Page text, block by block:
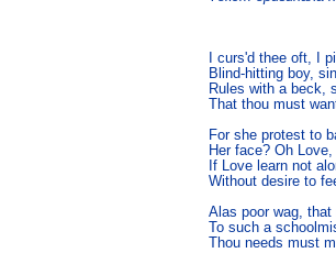
I curs'd thee oft, I
Blind-hitting boy,
Rules with a beck,
That thou must
For she protest to
Her face? Oh
If Love learn not
Without desire to
Alas poor wag,
To such a
Thou needs must